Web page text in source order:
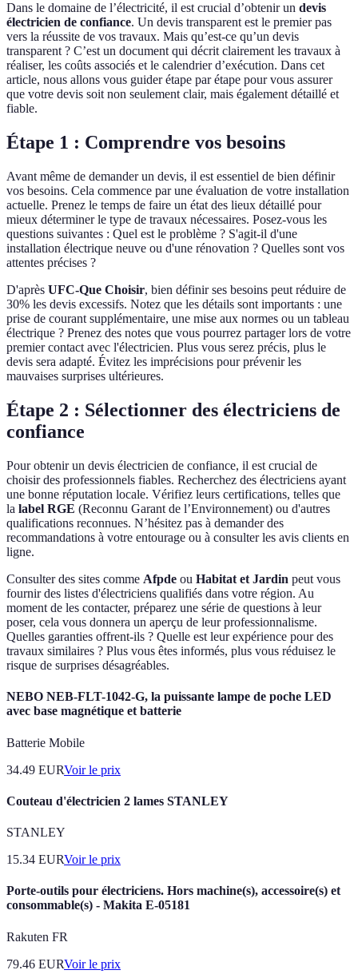
Dans le domaine de l’électricité, il est crucial d’obtenir un devis
électricien de confiance. Un devis transparent est le premier pas
vers la réussite de vos travaux. Mais qu’est-ce qu’un devis
transparent ? C’est un document qui décrit clairement les travaux à
réaliser, les coûts associés et le calendrier d’exécution. Dans cet
article, nous allons vous guider étape par étape pour vous assurer
que votre devis soit non seulement clair, mais également détaillé et
fiable.
Étape 1 : Comprendre vos besoins
Avant même de demander un devis, il est essentiel de bien définir
vos besoins. Cela commence par une évaluation de votre installation
actuelle. Prenez le temps de faire un état des lieux détaillé pour
mieux déterminer le type de travaux nécessaires. Posez-vous les
questions suivantes : Quel est le problème ? S'agit-il d'une
installation électrique neuve ou d'une rénovation ? Quelles sont vos
attentes précises ?
D'après UFC-Que Choisir, bien définir ses besoins peut réduire de
30% les devis excessifs. Notez que les détails sont importants : une
prise de courant supplémentaire, une mise aux normes ou un tableau
électrique ? Prenez des notes que vous pourrez partager lors de votre
premier contact avec l'électricien. Plus vous serez précis, plus le
devis sera adapté. Évitez les imprécisions pour prévenir les
mauvaises surprises ultérieures.
Étape 2 : Sélectionner des électriciens de
confiance
Pour obtenir un devis électricien de confiance, il est crucial de
choisir des professionnels fiables. Recherchez des électriciens ayant
une bonne réputation locale. Vérifiez leurs certifications, telles que
la label RGE (Reconnu Garant de l’Environnement) ou d'autres
qualifications reconnues. N’hésitez pas à demander des
recommandations à votre entourage ou à consulter les avis clients en
ligne.
Consulter des sites comme Afpde ou Habitat et Jardin peut vous
fournir des listes d'électriciens qualifiés dans votre région. Au
moment de les contacter, préparez une série de questions à leur
poser, cela vous donnera un aperçu de leur professionnalisme.
Quelles garanties offrent-ils ? Quelle est leur expérience pour des
travaux similaires ? Plus vous êtes informés, plus vous réduisez le
risque de surprises désagréables.
NEBO NEB-FLT-1042-G, la puissante lampe de poche LED
avec base magnétique et batterie
Batterie Mobile
34.49 EURVoir le prix
Couteau d'électricien 2 lames STANLEY
STANLEY
15.34 EURVoir le prix
Porte-outils pour électriciens. Hors machine(s), accessoire(s) et
consommable(s) - Makita E-05181
Rakuten FR
79.46 EURVoir le prix